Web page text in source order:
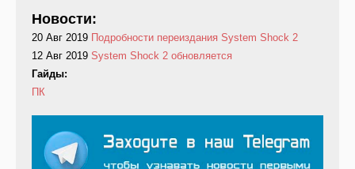
Новости:
20 Авг 2019 Подробности переиздания System Shock 2
12 Авг 2019 System Shock 2 обновляется
Гайды:
ПК